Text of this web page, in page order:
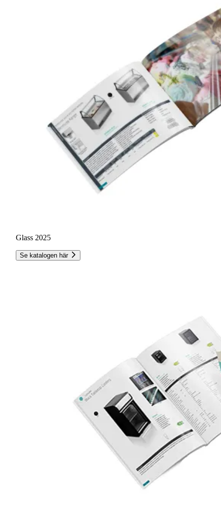
Glass 2025
Se katalogen här